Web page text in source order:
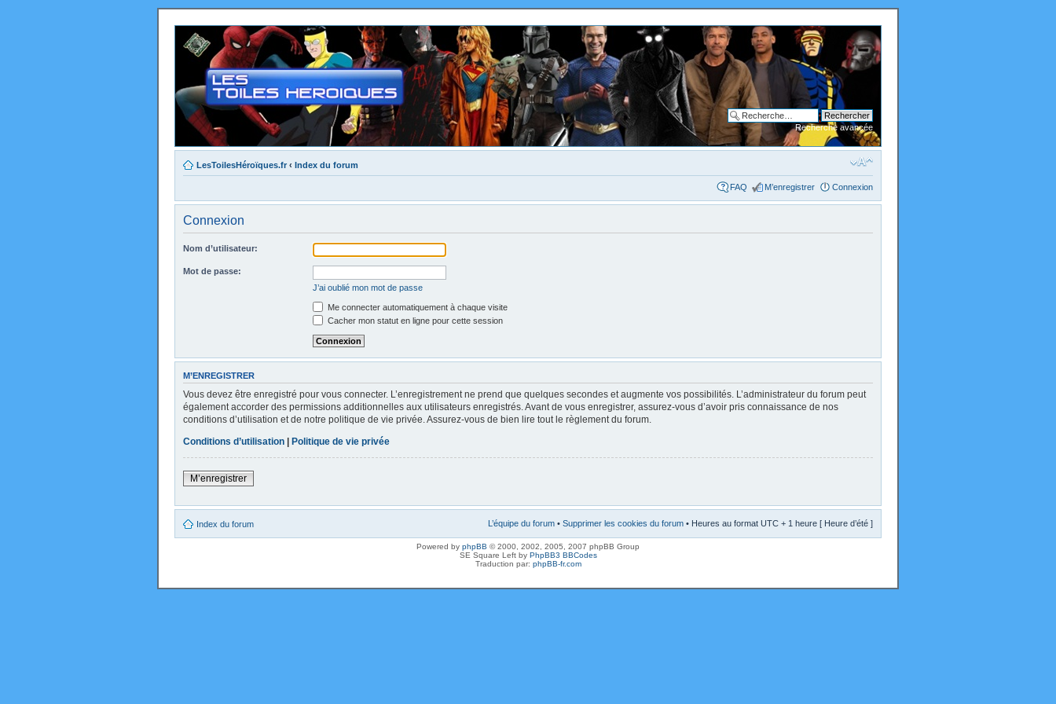
Recherche avancée
LesToilesHéroïques.fr ‹ Index du forum
FAQ M’enregistrer Connexion
Connexion
Nom d’utilisateur:
Mot de passe:
J’ai oublié mon mot de passe
Me connecter automatiquement à chaque visite
Cacher mon statut en ligne pour cette session
M’ENREGISTRER
Vous devez être enregistré pour vous connecter. L’enregistrement ne prend que quelques secondes et augmente vos possibilités. L’administrateur du forum peut
également accorder des permissions additionnelles aux utilisateurs enregistrés. Avant de vous enregistrer, assurez-vous d’avoir pris connaissance de nos
conditions d’utilisation et de notre politique de vie privée. Assurez-vous de bien lire tout le règlement du forum.
Conditions d’utilisation | Politique de vie privée
M’enregistrer
Index du forum L’équipe du forum • Supprimer les cookies du forum • Heures au format UTC + 1 heure [ Heure d’été ]
Powered by phpBB © 2000, 2002, 2005, 2007 phpBB Group
SE Square Left by PhpBB3 BBCodes
Traduction par: phpBB-fr.com